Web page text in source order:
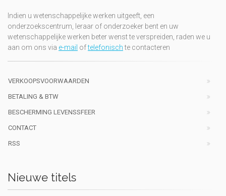
Indien u wetenschappelijke werken uitgeeft, een
onderzoekscentrum, leraar of onderzoeker bent en uw
wetenschappelijke werken beter wenst te verspreiden, raden we u
aan om ons via e-mail oftelefonischte contacteren
VERKOOPSVOORWAARDEN
BETALING & BTW
BESCHERMING LEVENSSFEER
CONTACT
RSS
Nieuwe titels